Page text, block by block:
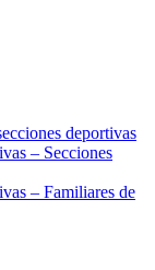
deportivas
– Secciones
– Familiares de